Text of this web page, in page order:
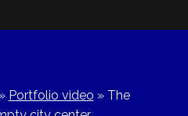
» Portfolio video » The